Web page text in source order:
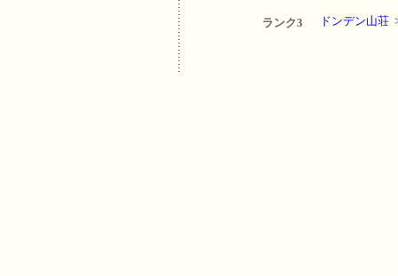
ランク3 ドンデン山荘